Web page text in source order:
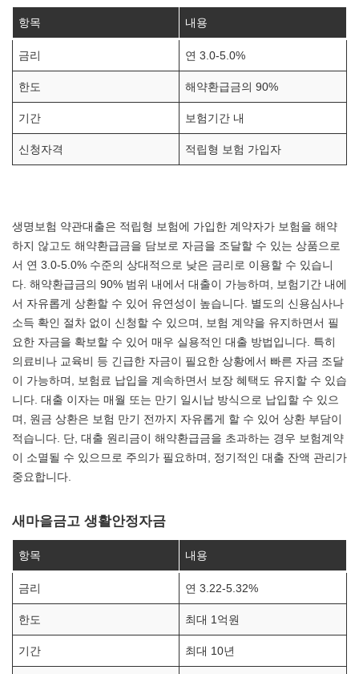
항목 내용
금리 연 3.0-5.0%
한도 해약환급금의 90%
기간 보험기간 내
신청자격 적립형 보험 가입자
생명보험 약관대출은 적립형 보험에 가입한 계약자가 보험을 해약
하지 않고도 해약환급금을 담보로 자금을 조달할 수 있는 상품으로
서 연 3.0-5.0% 수준의 상대적으로 낮은 금리로 이용할 수 있습니
다. 해약환급금의 90% 범위 내에서 대출이 가능하며, 보험기간 내에
서 자유롭게 상환할 수 있어 유연성이 높습니다. 별도의 신용심사나
소득 확인 절차 없이 신청할 수 있으며, 보험 계약을 유지하면서 필
요한 자금을 확보할 수 있어 매우 실용적인 대출 방법입니다. 특히
의료비나 교육비 등 긴급한 자금이 필요한 상황에서 빠른 자금 조달
이 가능하며, 보험료 납입을 계속하면서 보장 혜택도 유지할 수 있습
니다. 대출 이자는 매월 또는 만기 일시납 방식으로 납입할 수 있으
며, 원금 상환은 보험 만기 전까지 자유롭게 할 수 있어 상환 부담이
적습니다. 단, 대출 원리금이 해약환급금을 초과하는 경우 보험계약
이 소멸될 수 있으므로 주의가 필요하며, 정기적인 대출 잔액 관리가
중요합니다.
새마을금고 생활안정자금
항목 내용
금리 연 3.22-5.32%
한도 최대 1억원
기간 최대 10년